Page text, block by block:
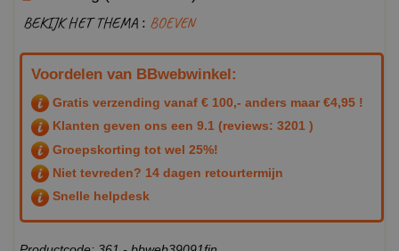
BEKIJK HET THEMA : BOEVEN
Voordelen van BBwebwinkel:
Gratis verzending vanaf € 100,- anders maar €4,95 !
Klanten geven ons een 9.1 (reviews: 3201 )
Groepskorting tot wel 25%!
Niet tevreden? 14 dagen retourtermijn
Snelle helpdesk